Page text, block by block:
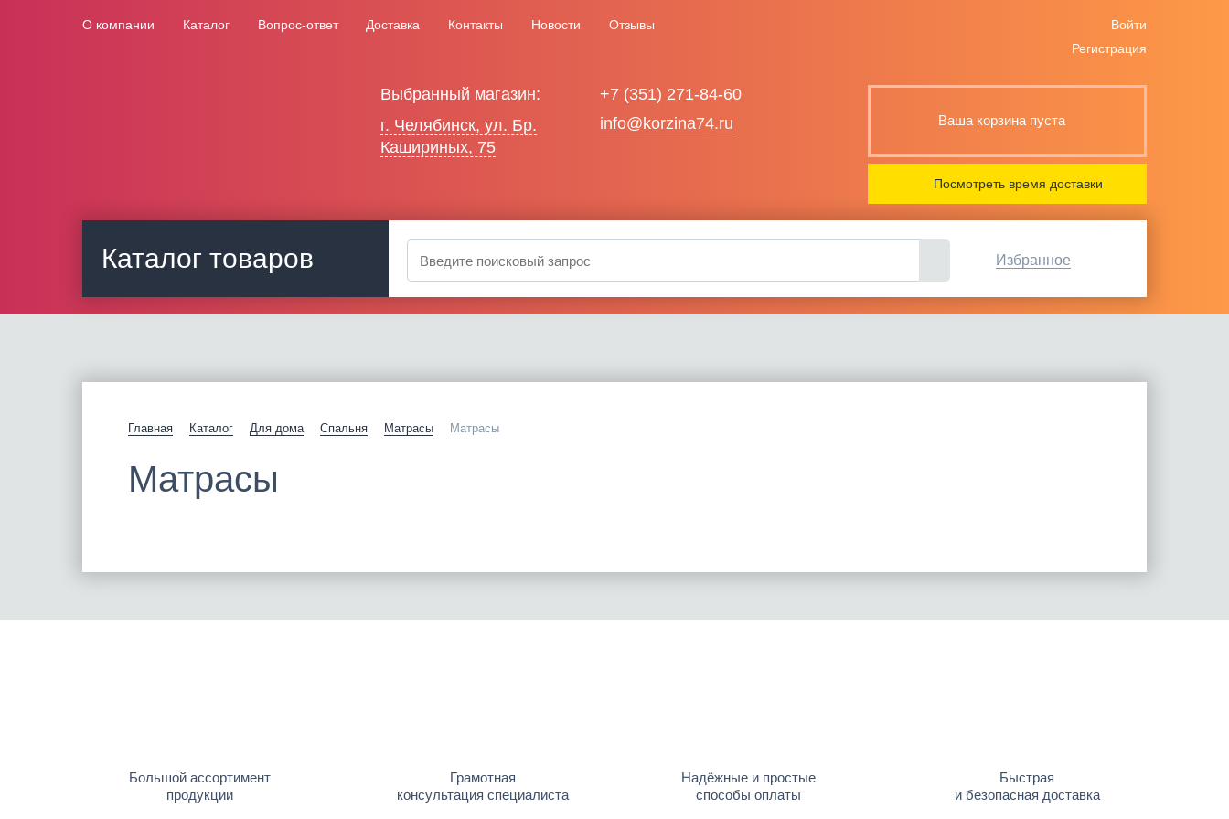
О компании Каталог Вопрос-ответ Доставка Контакты Новости Отзывы
Войти
Регистрация
Выбранный магазин:
г. Челябинск, ул. Бр.
Кашириных, 75
+7 (351) 271-84-60
info@korzina74.ru
Ваша корзина пуста
Посмотреть время доставки
Каталог товаров Избранное
Главная Каталог Для дома Спальня Матрасы Матрасы
Матрасы
Большой ассортимент
продукции
Грамотная
консультация специалиста
Надёжные и простые
способы оплаты
Быстрая
и безопасная доставка